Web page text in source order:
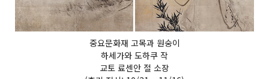
중요문화재 고목과 원숭이
하세가와 도하쿠 작
교토 료센안 절 소장